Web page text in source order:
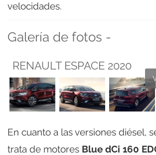
velocidades.
Galería de fotos -
RENAULT ESPACE 2020
En cuanto a las versiones diésel,
trata de motores Blue dCi 160